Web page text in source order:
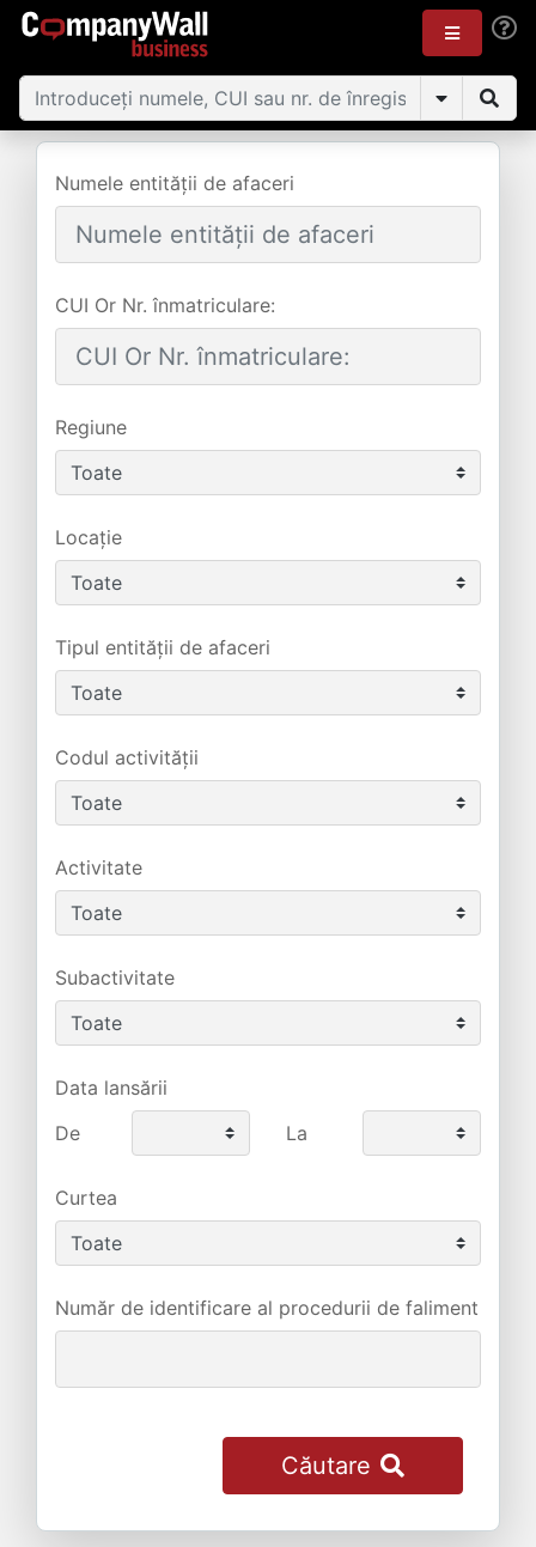
Numele entității de afaceri
CUI Or Nr. înmatriculare:
Regiune
Locație
Tipul entității de afaceri
Codul activității
Activitate
Subactivitate
Data lansării
De
La
Curtea
Număr de identificare al procedurii de faliment
Căutare